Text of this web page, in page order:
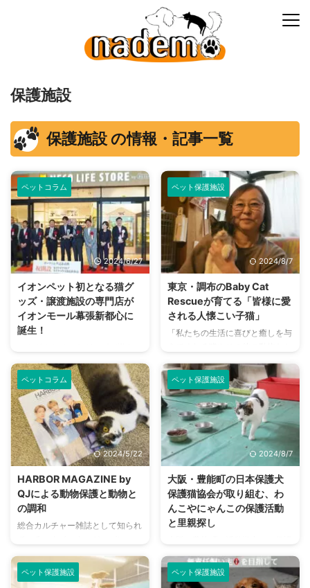
保護施設
保護施設 の情報・記事一覧
ペットコラム
2024/6/27
イオンペット初となる猫グ
ッズ・譲渡施設の専門店が
イオンモール幕張新都心に
誕生！
とで知られている、イオンペット
が運営するペット用品店のペテ
モ。 犬用も猫用も豊富なグッズ
の種類で知られていますが、今回
は“猫の専門店”として新たに登場
しました。 それが千葉県千葉市
の幕張豊砂駅近く、イオンモール
幕張新都心 ペットモールの『ネ
す。 2024年6月22日にオープン
したということで、オープニング
セレモニーに参加してきました！
ネコライフストアとは ネコライ
オンモール幕張新都心 ペットモ
ールに誕生した、ペテモ ...
ペット保護施設
2024/8/7
東京・調布のBaby Cat
Rescueが育てる「皆様に愛
される人懐こい子猫」
「私たちの生活に喜びと癒しを与
の命を守ること」「人と動物たち
の双方が幸せになれるような社会
活動を促進すべく活動すること」
を目的に活動するBaby Cat
Rescue。 経験に基づいたお世話
と譲渡、そして細やかなアフター
フォローで子猫たちを育て、送り
出す活動について、お話を聞いて
きました。 Baby Cat Rescue
は、子猫に特化した保護団体
Baby Cat Rescueの主な保護対象
は、生後2か月未満の自力では生
きられない子猫。それ以上の子も
ペットコラム
2024/5/22
HARBOR MAGAZINE by
QJによる動物保護と動物と
の調和
総合カルチャー雑誌として知られ
（Quick Japan）。 そこから新
たなプロジェクトが始動し、今回
は保護動物をテーマにしていると
ペット保護施設
2024/8/7
大阪・豊能町の日本保護犬
保護猫協会が取り組む、わ
んこやにゃんこの保護活動
と里親探し
犬・保護猫のお世話や新しい飼い
主さん探しをしている日本保護犬
保護猫協会。 預かっている子た
ペット保護施設 ペット保護施設